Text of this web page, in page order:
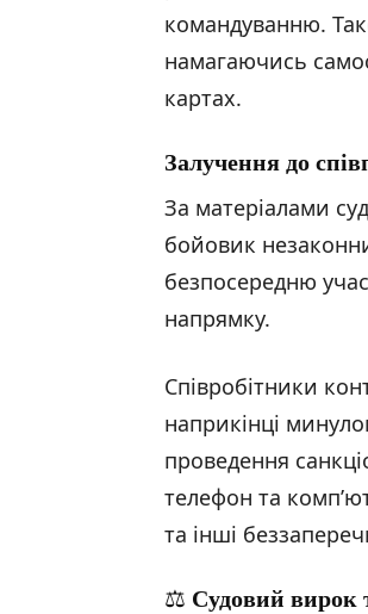
командуванню.
намагаючись
картах.
Залучення до
За матеріалами
бойовик
безпосередню
напрямку.
Співробітники
наприкінці
проведення
телефон та
та інші
⚖️ Судовий вирок